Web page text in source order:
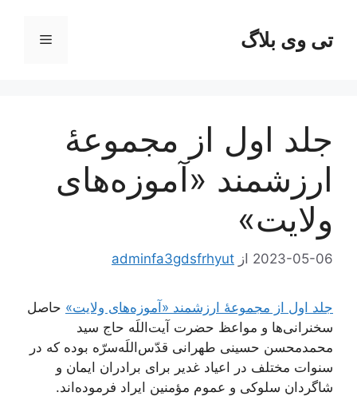
محتواتی وی بلاگ فهرست
جلد اول از مجموعۀ
ارزشمند «آموزه‌های
ولایت»
2023-05-06 از adminfa3gdsfrhyut
جلد اول از مجموعۀ ارزشمند «آموزه‌های ولایت» حاصل
سخنرانی‌ها و مواعظ حضرت آیت‌اللَه حاج سید
محمدمحسن حسینی طهرانی قدّس‌اللَه‌سرّه بوده که در
سنوات مختلف در اعیاد غدیر برای برادران ایمان و
شاگردان سلوکی و عموم مؤمنین ایراد فرموده‌اند.